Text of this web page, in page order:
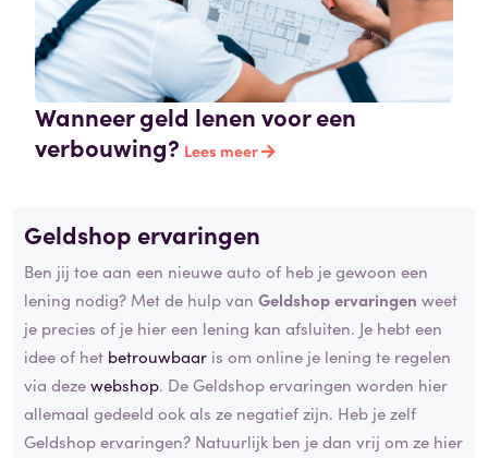
Wanneer geld lenen voor een
verbouwing? Lees meer
Geldshop ervaringen
Ben jij toe aan een nieuwe auto of heb je gewoon een
lening nodig? Met de hulp van Geldshop ervaringen weet
je precies of je hier een lening kan afsluiten. Je hebt een
idee of het betrouwbaar is om online je lening te regelen
via dezewebshop. De Geldshop ervaringen worden hier
allemaal gedeeld ook als ze negatief zijn. Heb je zelf
Geldshop ervaringen? Natuurlijk ben je dan vrij om ze hier